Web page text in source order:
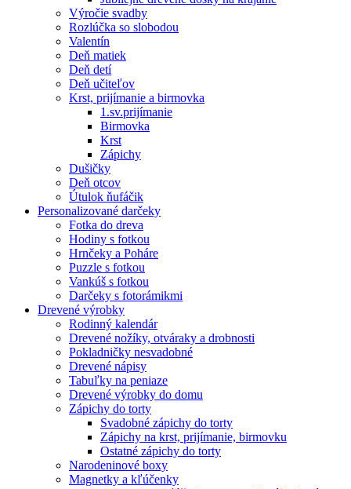
Výročie svadby
Rozlúčka so slobodou
Valentín
Deň matiek
Deň detí
Deň učiteľov
Krst, prijímanie a birmovka
1.sv.prijímanie
Birmovka
Krst
Zápichy
Dušičky
Deň otcov
Útulok ňufáčik
Personalizované darčeky
Fotka do dreva
Hodiny s fotkou
Hrnčeky a Poháre
Puzzle s fotkou
Vankúš s fotkou
Darčeky s fotorámikmi
Drevené výrobky
Rodinný kalendár
Drevené nožíky, otváraky a drobnosti
Pokladničky nesvadobné
Drevené nápisy
Tabuľky na peniaze
Drevené výrobky do domu
Zápichy do torty
Svadobné zápichy do torty
Zápichy na krst, prijímanie, birmovku
Ostatné zápichy do torty
Narodeninové boxy
Magnetky a kľúčenky